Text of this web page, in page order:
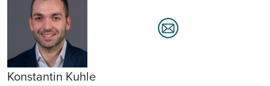
Konstantin Kuhle